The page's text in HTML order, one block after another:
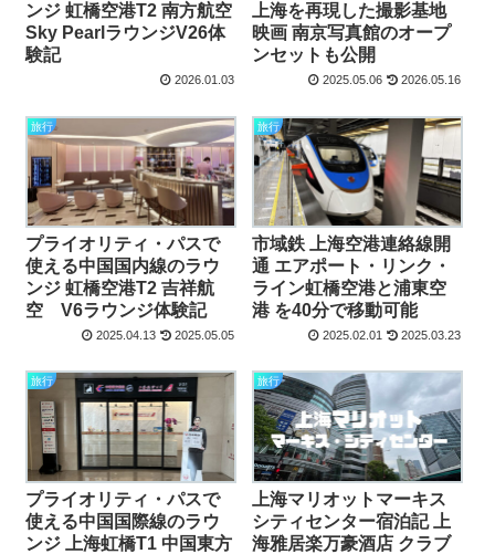
ンジ 虹橋空港T2 南方航空
Sky PearlラウンジV26体
験記
2026.01.03
上海を再現した撮影基地
映画 南京写真館のオープ
ンセットも公開
2025.05.06 2026.05.16
旅行
プライオリティ・パスで
使える中国国内線のラウ
ンジ 虹橋空港T2 吉祥航
空 V6ラウンジ体験記
2025.04.13 2025.05.05
旅行
市域鉄 上海空港連絡線開
通 エアポート・リンク・
ライン虹橋空港と浦東空
港 を40分で移動可能
2025.02.01 2025.03.23
旅行
プライオリティ・パスで
使える中国国際線のラウ
ンジ 上海虹橋T1 中国東方
旅行
上海マリオットマーキス
シティセンター宿泊記 上
海雅居楽万豪酒店 クラブ